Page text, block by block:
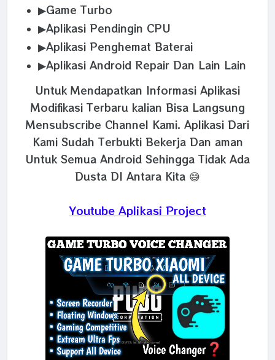
▶Game Turbo
▶Aplikasi Pendingin CPU
▶Aplikasi Penghemat Baterai
▶Aplikasi Android Repair Dan Lain Lain
Untuk Mendapatkan Informasi Aplikasi
Modifikasi Terbaru kalian Bisa Langsung
Mensubscribe Channel Kami. Aplikasi Dari
Kami Sudah Terbukti Bekerja Dan aman
Untuk Semua Android Sehingga Tidak Ada
Dusta DI Antara Kita 😅
Youtube Aplikasi Project